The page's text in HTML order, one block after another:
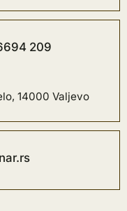
209
14000 Valjevo